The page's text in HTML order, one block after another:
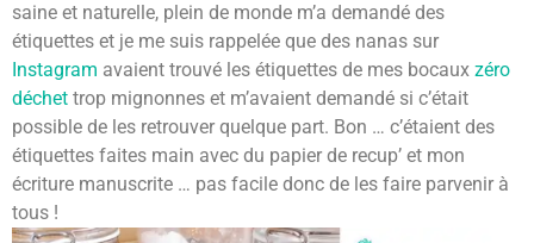
saine et naturelle, plein de monde m’a demandé des
étiquettes et je me suis rappelée que des nanas sur
Instagram avaient trouvé les étiquettes de mes bocaux zéro
déchet trop mignonnes et m’avaient demandé si c’était
possible de les retrouver quelque part. Bon … c’étaient des
étiquettes faites main avec du papier de recup’ et mon
écriture manuscrite … pas facile donc de les faire parvenir à
tous !